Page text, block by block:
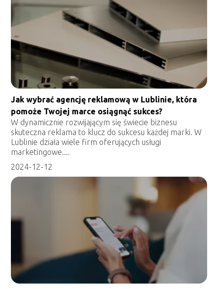
Jak wybrać agencję reklamową w Lublinie, która
pomoże Twojej marce osiągnąć sukces?
W dynamicznie rozwijającym się świecie biznesu
skuteczna reklama to klucz do sukcesu każdej marki. W
Lublinie działa wiele firm oferujących usługi
marketingowe....
2024-12-12